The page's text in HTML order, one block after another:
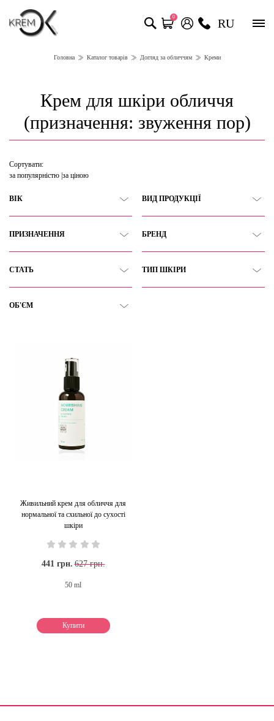
0 RU
Головна Каталог товарів Догляд за обличчям Креми
Крем для шкіри обличчя
(призначення: звуження пор)
Сортувати:
за популярністю за ціною
ВІК ВИД ПРОДУКЦІЇ
ПРИЗНАЧЕННЯ БРЕНД
СТАТЬ ТИП ШКІРИ
ОБ'ЄМ
Живильний крем для обличчя для
нормальної та схильної до сухості
шкіри
441 грн. 627 грн.
50 ml
Купити